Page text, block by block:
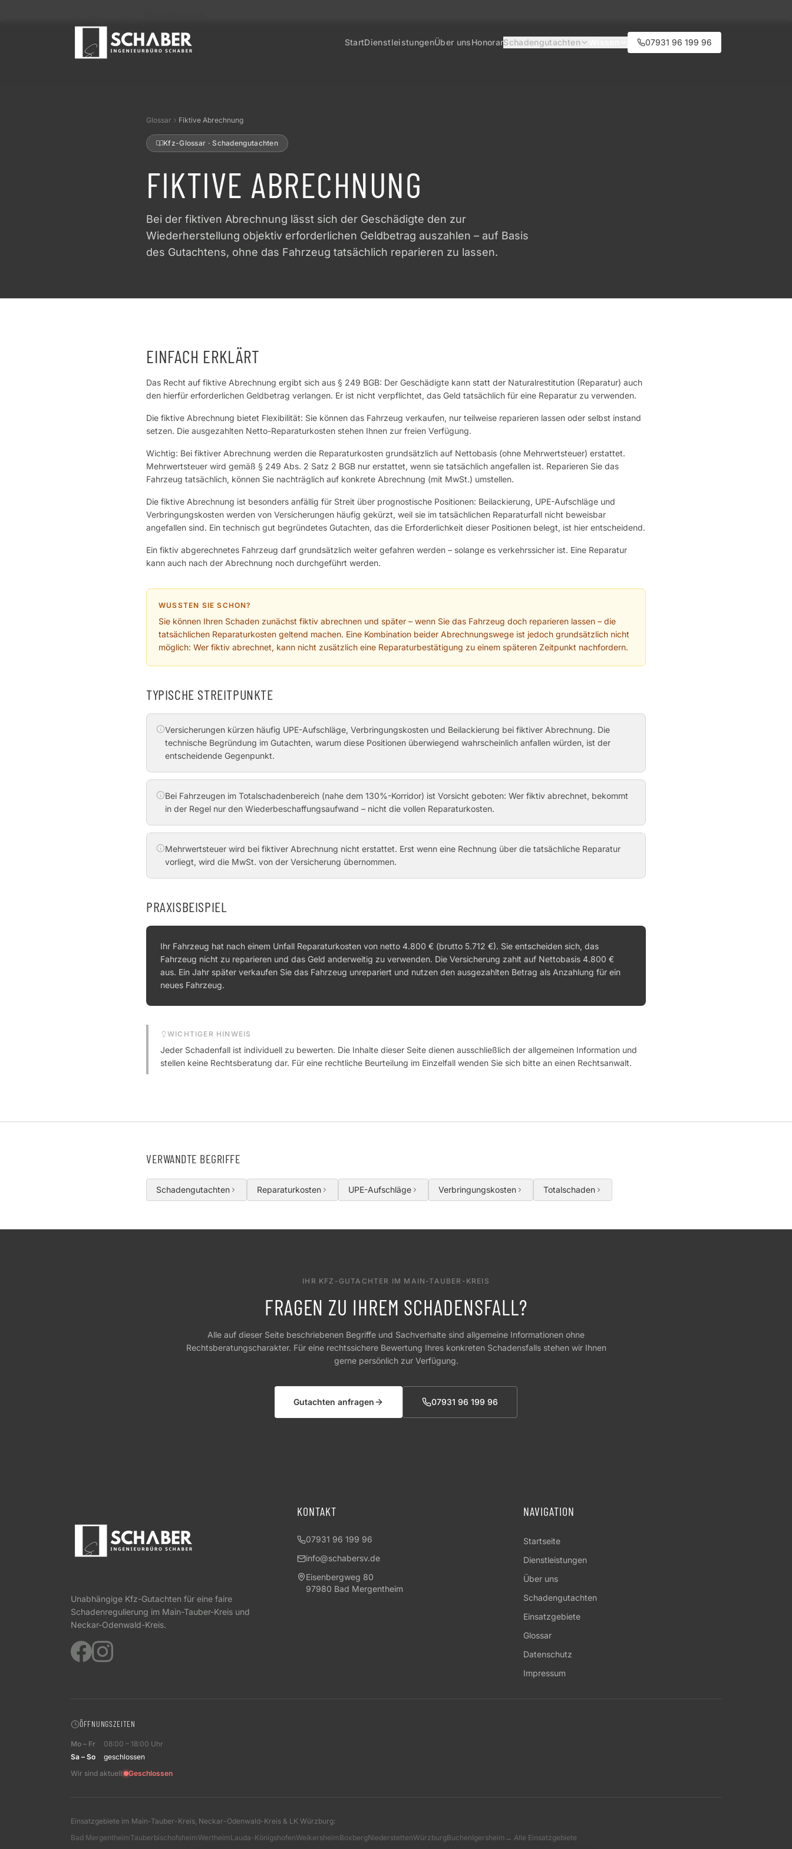
StartDienstleistungenÜber unsHonorarSchadengutachten 07931 96 199 96
Glossar Fiktive Abrechnung
Kfz-Glossar · Schadengutachten
FIKTIVE ABRECHNUNG
Bei der fiktiven Abrechnung lässt sich der Geschädigte den zur
Wiederherstellung objektiv erforderlichen Geldbetrag auszahlen – auf Basis
des Gutachtens, ohne das Fahrzeug tatsächlich reparieren zu lassen.
EINFACH ERKLÄRT
Das Recht auf fiktive Abrechnung ergibt sich aus § 249 BGB: Der Geschädigte kann statt der Naturalrestitution (Reparatur) auch
den hierfür erforderlichen Geldbetrag verlangen. Er ist nicht verpflichtet, das Geld tatsächlich für eine Reparatur zu verwenden.
Die fiktive Abrechnung bietet Flexibilität: Sie können das Fahrzeug verkaufen, nur teilweise reparieren lassen oder selbst instand
setzen. Die ausgezahlten Netto-Reparaturkosten stehen Ihnen zur freien Verfügung.
Wichtig: Bei fiktiver Abrechnung werden die Reparaturkosten grundsätzlich auf Nettobasis (ohne Mehrwertsteuer) erstattet.
Mehrwertsteuer wird gemäß § 249 Abs. 2 Satz 2 BGB nur erstattet, wenn sie tatsächlich angefallen ist. Reparieren Sie das
Fahrzeug tatsächlich, können Sie nachträglich auf konkrete Abrechnung (mit MwSt.) umstellen.
Die fiktive Abrechnung ist besonders anfällig für Streit über prognostische Positionen: Beilackierung, UPE-Aufschläge und
Verbringungskosten werden von Versicherungen häufig gekürzt, weil sie im tatsächlichen Reparaturfall nicht beweisbar
angefallen sind. Ein technisch gut begründetes Gutachten, das die Erforderlichkeit dieser Positionen belegt, ist hier entscheidend.
Ein fiktiv abgerechnetes Fahrzeug darf grundsätzlich weiter gefahren werden – solange es verkehrssicher ist. Eine Reparatur
kann auch nach der Abrechnung noch durchgeführt werden.
WUSSTEN SIE SCHON?
Sie können Ihren Schaden zunächst fiktiv abrechnen und später – wenn Sie das Fahrzeug doch reparieren lassen – die
tatsächlichen Reparaturkosten geltend machen. Eine Kombination beider Abrechnungswege ist jedoch grundsätzlich nicht
möglich: Wer fiktiv abrechnet, kann nicht zusätzlich eine Reparaturbestätigung zu einem späteren Zeitpunkt nachfordern.
TYPISCHE STREITPUNKTE
Versicherungen kürzen häufig UPE-Aufschläge, Verbringungskosten und Beilackierung bei fiktiver Abrechnung. Die
technische Begründung im Gutachten, warum diese Positionen überwiegend wahrscheinlich anfallen würden, ist der
entscheidende Gegenpunkt.
Bei Fahrzeugen im Totalschadenbereich (nahe dem 130%-Korridor) ist Vorsicht geboten: Wer fiktiv abrechnet, bekommt
in der Regel nur den Wiederbeschaffungsaufwand – nicht die vollen Reparaturkosten.
Mehrwertsteuer wird bei fiktiver Abrechnung nicht erstattet. Erst wenn eine Rechnung über die tatsächliche Reparatur
vorliegt, wird die MwSt. von der Versicherung übernommen.
PRAXISBEISPIEL
Ihr Fahrzeug hat nach einem Unfall Reparaturkosten von netto 4.800 € (brutto 5.712 €). Sie entscheiden sich, das
Fahrzeug nicht zu reparieren und das Geld anderweitig zu verwenden. Die Versicherung zahlt auf Nettobasis 4.800 €
aus. Ein Jahr später verkaufen Sie das Fahrzeug unrepariert und nutzen den ausgezahlten Betrag als Anzahlung für ein
neues Fahrzeug.
WICHTIGER HINWEIS
Jeder Schadenfall ist individuell zu bewerten. Die Inhalte dieser Seite dienen ausschließlich der allgemeinen Information und
stellen keine Rechtsberatung dar. Für eine rechtliche Beurteilung im Einzelfall wenden Sie sich bitte an einen Rechtsanwalt.
VERWANDTE BEGRIFFE
Schadengutachten Reparaturkosten UPE-Aufschläge Verbringungskosten Totalschaden
IHR KFZ-GUTACHTER IM MAIN-TAUBER-KREIS
FRAGEN ZU IHREM SCHADENSFALL?
Alle auf dieser Seite beschriebenen Begriffe und Sachverhalte sind allgemeine Informationen ohne
Rechtsberatungscharakter. Für eine rechtssichere Bewertung Ihres konkreten Schadensfalls stehen wir Ihnen
gerne persönlich zur Verfügung.
Gutachten anfragen 07931 96 199 96
Unabhängige Kfz-Gutachten für eine faire
Schadenregulierung im Main-Tauber-Kreis und
Neckar-Odenwald-Kreis.
KONTAKT
07931 96 199 96
info@schabersv.de
Eisenbergweg 80
97980 Bad Mergentheim
NAVIGATION
Startseite
Dienstleistungen
Über uns
Schadengutachten
Einsatzgebiete
Glossar
Datenschutz
Impressum
ÖFFNUNGSZEITEN
Mo – Fr
08:00 – 18:00 Uhr
Sa – So
geschlossen
Wir sind aktuell: Geschlossen
Einsatzgebiete im Main-Tauber-Kreis, Neckar-Odenwald-Kreis & LK Würzburg:
Bad MergentheimTauberbischofsheimWertheimLauda-KönigshofenWeikersheimBoxbergNiederstettenWürzburgBuchenIgersheim → Alle Einsatzgebiete